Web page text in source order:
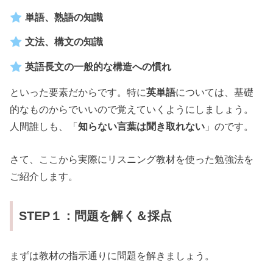
単語、熟語の知識
文法、構文の知識
英語長文の一般的な構造への慣れ
といった要素だからです。特に英単語については、基礎
的なものからでいいので覚えていくようにしましょう。
人間誰しも、「知らない言葉は聞き取れない 」のです。
さて、ここから実際にリスニング教材を使った勉強法を
ご紹介します。
STEP１：問題を解く＆採点
まずは教材の指示通りに問題を解きましょう。